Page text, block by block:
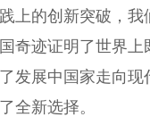
上的创新突破，
奇迹证明了世界
发展中国家走向
全新选择。